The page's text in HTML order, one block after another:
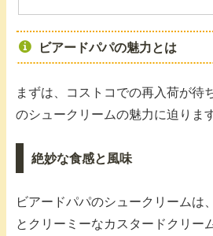
ビアードパパの魅力とは
まずは、コストコでの再入荷が待
のシュークリームの魅力に迫ります
絶妙な食感と風味
ビアードパパのシュークリームは
とクリーミーなカスタードクリー